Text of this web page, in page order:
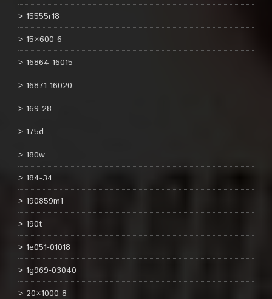
15555r18
15×600-6
16864-16015
16871-16020
169-28
175d
180w
184-34
190859m1
190t
1e051-01018
1g969-03040
20×1000-8